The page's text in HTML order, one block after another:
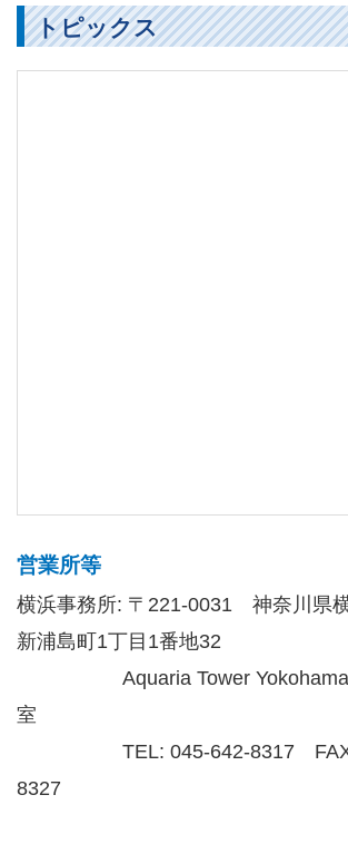
トピックス
営業所等
横浜事務所: 〒221-0031 神奈川県
新浦島町1丁目1番地32
Aquaria Tower Yokohama
室
TEL: 045-642-8317 FAX:
8327